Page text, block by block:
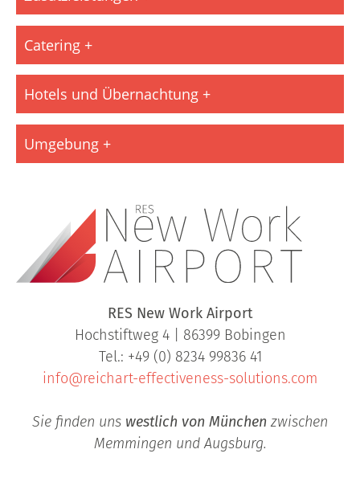
Catering
Hotels und Übernachtung
Umgebung
RES New Work Airport
Hochstiftweg 4 | 86399 Bobingen
Tel.: +49 (0) 8234 99836 41
info@reichart-effectiveness-solutions.com
Sie finden uns westlich von München zwischen
Memmingen und Augsburg.